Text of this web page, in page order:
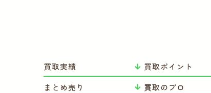
買取実績 買取ポイント
まとめ売り
買取のプロ